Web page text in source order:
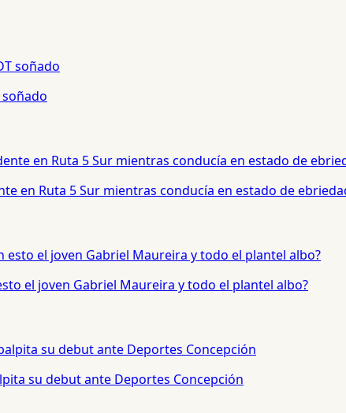
soñado
en Ruta 5 Sur mientras conducía en estado de
el joven Gabriel Maureira y todo el plantel albo?
su debut ante Deportes Concepción